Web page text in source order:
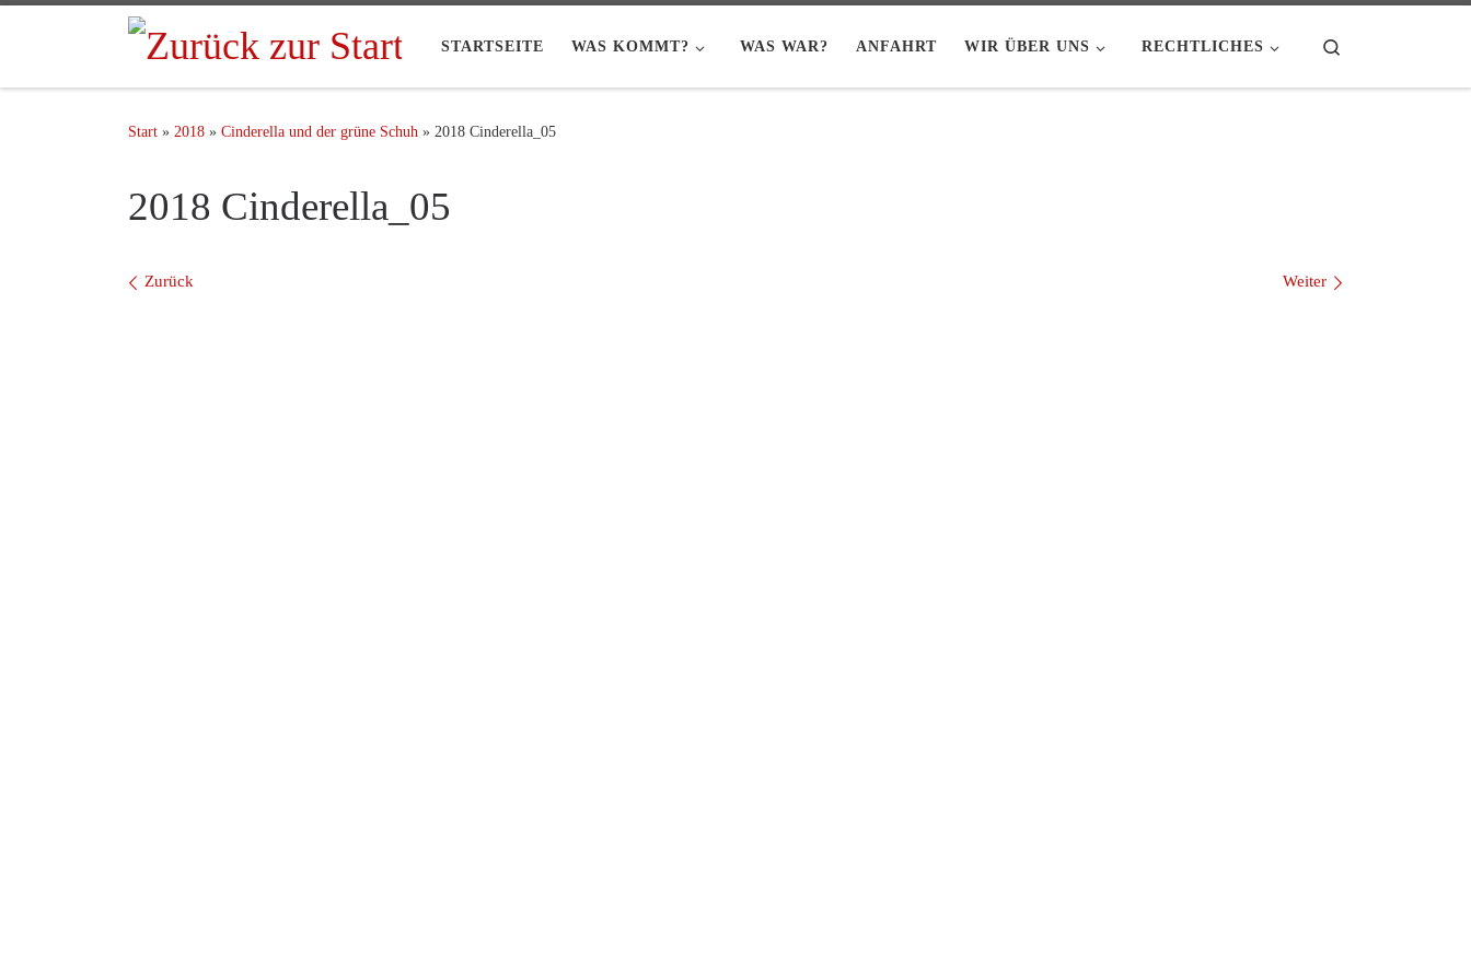
STARTSEITE WAS KOMMT? WAS WAR? ANFAHRT WIR ÜBER UNS RECHTLICHES
Start » 2018 » Cinderella und der grüne Schuh » 2018 Cinderella_05
2018 Cinderella_05
Bilder Navigation
Zurück Weiter